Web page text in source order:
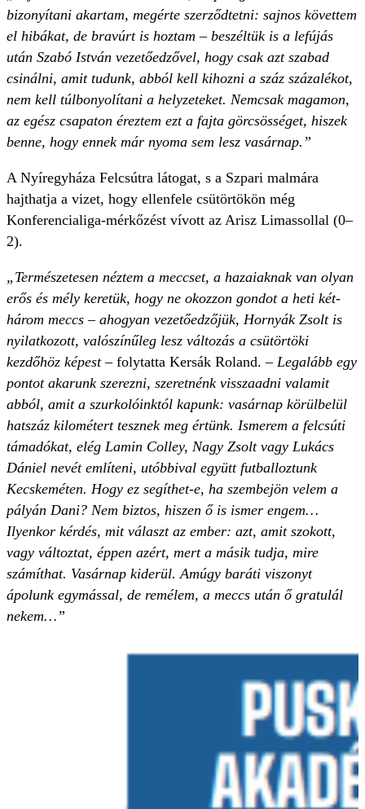
bizonyítani akartam, megérte szerződtetni: sajnos követtem
el hibákat, de bravúrt is hoztam – beszéltük is a lefújás
után Szabó István vezetőedzővel, hogy csak azt szabad
csinálni, amit tudunk, abból kell kihozni a száz százalékot,
nem kell túlbonyolítani a helyzeteket. Nemcsak magamon,
az egész csapaton éreztem ezt a fajta görcsösséget, hiszek
benne, hogy ennek már nyoma sem lesz vasárnap.”
A Nyíregyháza Felcsútra látogat, s a Szpari malmára
hajthatja a vizet, hogy ellenfele csütörtökön még
Konferencia­liga-mérkőzést vívott az Arisz Limassollal (0–
2).
„Természetesen néztem a meccset, a hazaiaknak van olyan
erős és mély keretük, hogy ne okozzon gondot a heti két-
három meccs – ahogyan vezetőedzőjük, Hornyák Zsolt is
nyilatkozott, valószínűleg lesz változás a csütörtöki
kezdőhöz képest– folytatta Kersák Roland.– Legalább egy
pontot akarunk szerezni, szeretnénk visszaadni valamit
abból, amit a szurkolóinktól kapunk: vasárnap körülbelül
hatszáz kilométert tesznek meg értünk. Ismerem a felcsúti
támadókat, elég Lamin Colley, Nagy Zsolt vagy Lukács
Dániel nevét említeni, utóbbival együtt futballoztunk
Kecskeméten. Hogy ez segíthet-e, ha szembejön velem a
pályán Dani? Nem biztos, hiszen ő is ismer engem…
Ilyenkor kérdés, mit választ az ember: azt, amit szokott,
vagy változtat, éppen azért, mert a másik tudja, mire
számíthat. Vasárnap kiderül. Amúgy baráti viszonyt
ápolunk egymással, de remélem, a meccs után ő gratulál
nekem…”